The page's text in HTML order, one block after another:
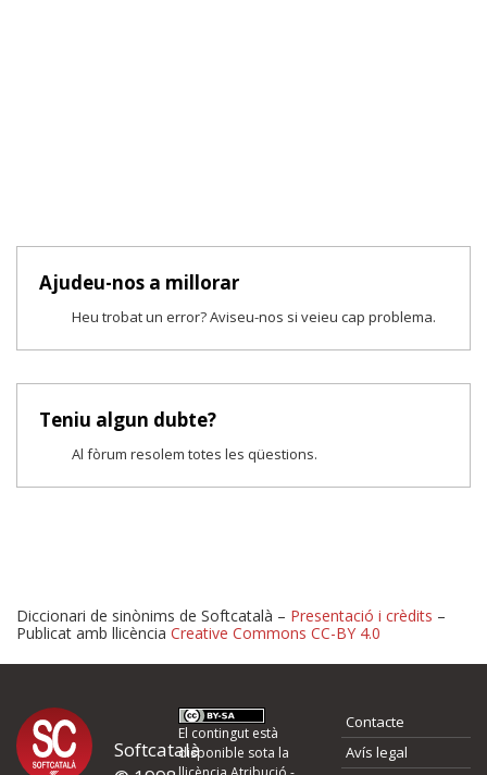
Ajudeu-nos a millorar
Heu trobat un error? Aviseu-nos si veieu cap problema.
Teniu algun dubte?
Al fòrum resolem totes les qüestions.
Proposeu-nos millores o
d'errors
Diccionari de sinònims de Softcatalà – Presentació i crèdits –
Publicat amb llicència Creative Commons CC-BY 4.0
Softcatalà
El contingut està
disponible sota la
Contacte
Avís legal